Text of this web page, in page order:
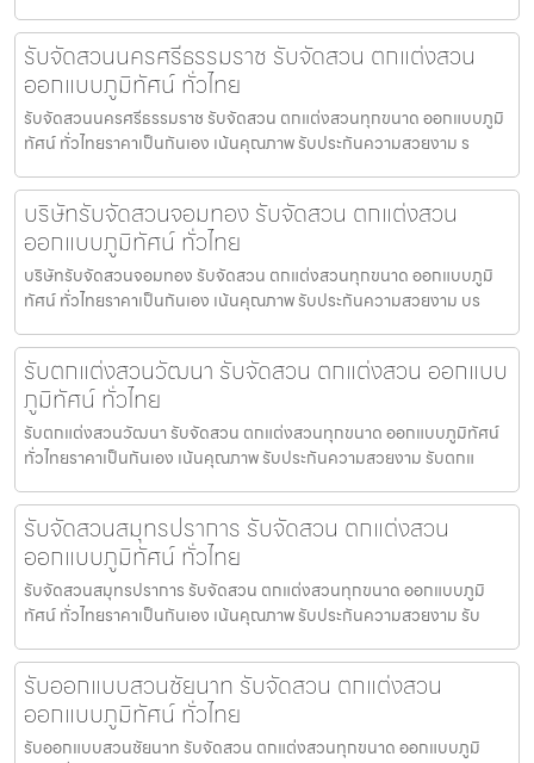
รับจัดสวนนครศรีธรรมราช รับจัดสวน ตกแต่งสวน
ออกแบบภูมิทัศน์ ทั่วไทย
รับจัดสวนนครศรีธรรมราช รับจัดสวน ตกแต่งสวนทุกขนาด ออกแบบภูมิ
ทัศน์ ทั่วไทยราคาเป็นกันเอง เน้นคุณภาพ รับประกันความสวยงาม ร
บริษัทรับจัดสวนจอมทอง รับจัดสวน ตกแต่งสวน
ออกแบบภูมิทัศน์ ทั่วไทย
บริษัทรับจัดสวนจอมทอง รับจัดสวน ตกแต่งสวนทุกขนาด ออกแบบภูมิ
ทัศน์ ทั่วไทยราคาเป็นกันเอง เน้นคุณภาพ รับประกันความสวยงาม บร
รับตกแต่งสวนวัฒนา รับจัดสวน ตกแต่งสวน ออกแบบ
ภูมิทัศน์ ทั่วไทย
รับตกแต่งสวนวัฒนา รับจัดสวน ตกแต่งสวนทุกขนาด ออกแบบภูมิทัศน์
ทั่วไทยราคาเป็นกันเอง เน้นคุณภาพ รับประกันความสวยงาม รับตกแ
รับจัดสวนสมุทรปราการ รับจัดสวน ตกแต่งสวน
ออกแบบภูมิทัศน์ ทั่วไทย
รับจัดสวนสมุทรปราการ รับจัดสวน ตกแต่งสวนทุกขนาด ออกแบบภูมิ
ทัศน์ ทั่วไทยราคาเป็นกันเอง เน้นคุณภาพ รับประกันความสวยงาม รับ
รับออกแบบสวนชัยนาท รับจัดสวน ตกแต่งสวน
ออกแบบภูมิทัศน์ ทั่วไทย
รับออกแบบสวนชัยนาท รับจัดสวน ตกแต่งสวนทุกขนาด ออกแบบภูมิ